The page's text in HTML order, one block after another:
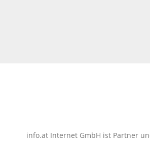
info.at Internet GmbH ist Partner